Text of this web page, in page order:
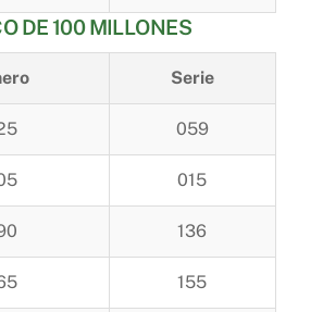
DE 100 MILLONES
Serie
059
015
136
155